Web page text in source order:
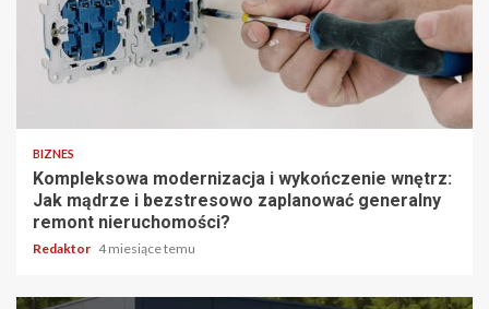
BIZNES
Kompleksowa modernizacja i wykończenie wnętrz:
Jak mądrze i bezstresowo zaplanować generalny
remont nieruchomości?
Redaktor 4 miesiące temu